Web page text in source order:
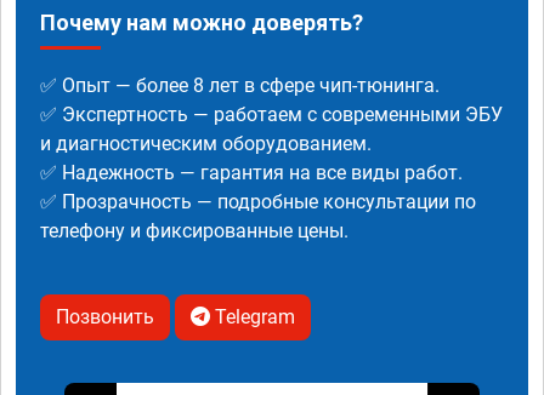
Почему нам можно доверять?
✅ Опыт — более 8 лет в сфере чип-тюнинга.
✅ Экспертность — работаем с современными ЭБУ
и диагностическим оборудованием.
✅ Надежность — гарантия на все виды работ.
✅ Прозрачность — подробные консультации по
телефону и фиксированные цены.
Позвонить Telegram